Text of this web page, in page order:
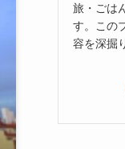
旅・ごは
す。この
容を深掘